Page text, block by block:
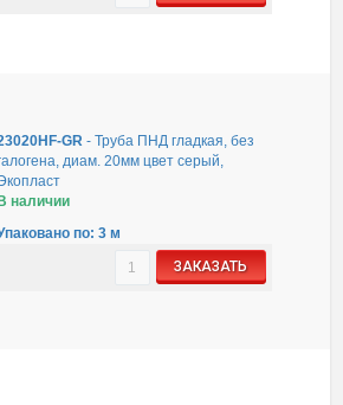
GR -Труба ПНД гладкая, без
диам. 20мм цвет серый,
наличии
по: 3 м
ЗАКАЗАТЬ